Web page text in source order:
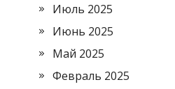
Июль 2025
Июнь 2025
Май 2025
Февраль 2025